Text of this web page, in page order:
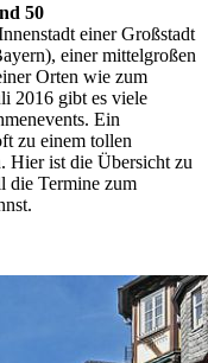
50
einer Großstadt
einer mittelgroßen
Orten wie zum
2016 gibt es viele
Ein
zu einem tollen
Hier ist die Übersicht zu
die Termine zum